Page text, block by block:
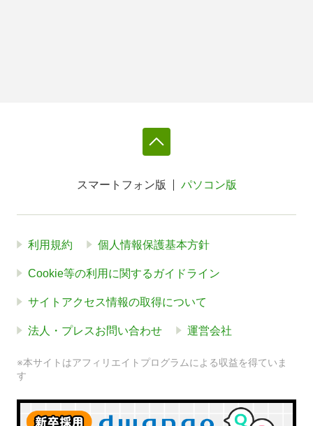
スマートフォン版 パソコン版
利用規約 個人情報保護基本方針
Cookie等の利用に関するガイドライン
サイトアクセス情報の取得について
法人・プレスお問い合わせ 運営会社
※本サイトはアフィリエイトプログラムによる収益を得ていま
す